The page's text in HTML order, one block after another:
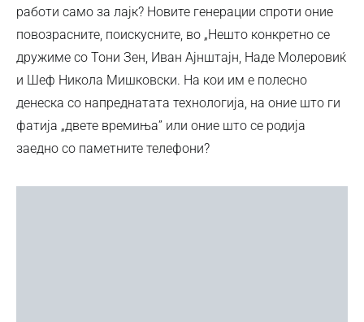
работи само за лајк? Новите генерации спроти оние
повозрасните, поискусните, во „Нешто конкретно се
дружиме со Тони Зен, Иван Ајнштајн, Наде Молеровиќ
и Шеф Никола Мишковски. На кои им е полесно
денеска со напреднатата технологија, на оние што ги
фатија „двете времиња” или оние што се родија
заедно со паметните телефони?